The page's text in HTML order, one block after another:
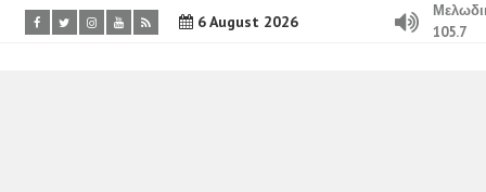
6 August 2026
105.7